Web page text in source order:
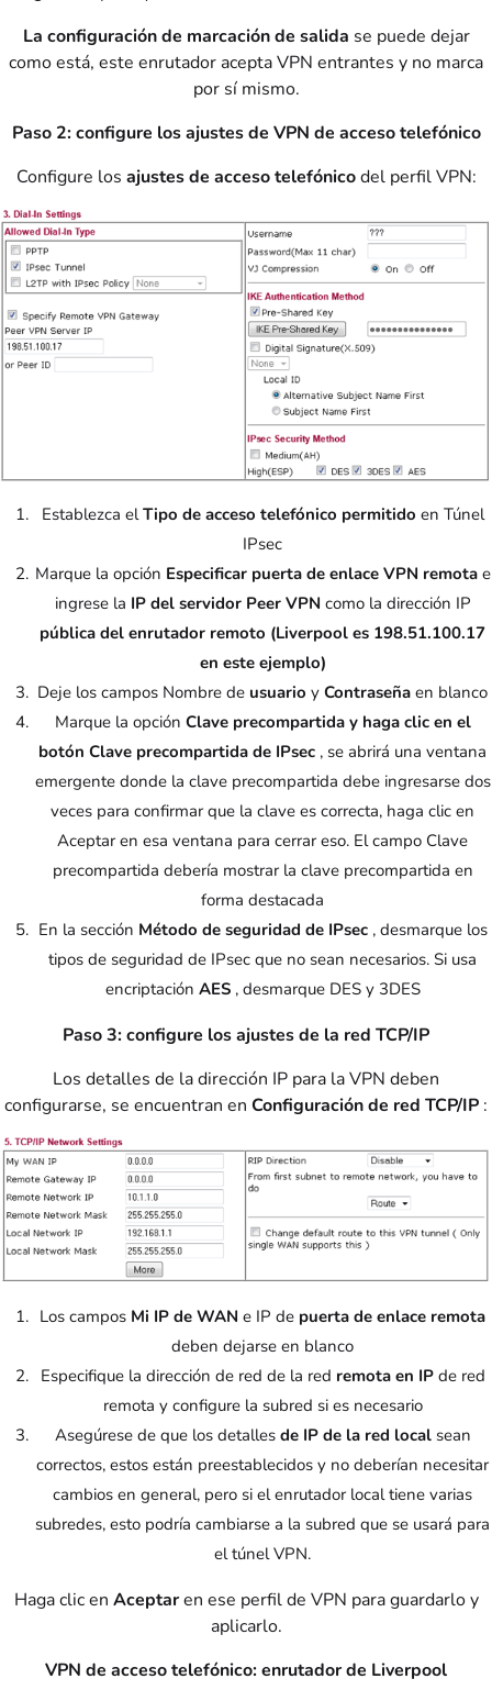
La configuración de marcación de salida se puede dejar
como está, este enrutador acepta VPN entrantes y no marca
por sí mismo.
Paso 2: configure los ajustes de VPN de acceso telefónico
Configure los ajustes de acceso telefónicodel perfil VPN:
Establezca elTipo de acceso telefónico permitido en Túnel
IPsec
Marque la opción Especificar puerta de enlace VPN remotae
ingrese la IP del servidor Peer VPN como la dirección IP
pública del enrutador remoto (Liverpool es 198.51.100.17
en este ejemplo)
Deje los campos Nombre de usuario y Contraseña en blanco
Marque la opción Clave precompartida y haga clic en el
botón Clave precompartida de IPsec , se abrirá una ventana
emergente donde la clave precompartida debe ingresarse dos
veces para confirmar que la clave es correcta, haga clic en
Aceptar en esa ventana para cerrar eso. El campo Clave
precompartida debería mostrar la clave precompartida en
forma destacada
En la sección Método de seguridad de IPsec, desmarque los
tipos de seguridad de IPsec que no sean necesarios. Si usa
encriptación AES, desmarque DES y 3DES
Paso 3: configure los ajustes de la red TCP/IP
Los detalles de la dirección IP para la VPN deben
configurarse, se encuentran en Configuración de red TCP/IP :
Los campos Mi IP de WAN e IP de puerta de enlace remota
deben dejarse en blanco
Especifique la dirección de red de la red remota en IPde red
remota y configure la subred si es necesario
Asegúrese de que los detalles de IP de la red localsean
correctos, estos están preestablecidos y no deberían necesitar
cambios en general, pero si el enrutador local tiene varias
subredes, esto podría cambiarse a la subred que se usará para
el túnel VPN.
Haga clic en Aceptaren ese perfil de VPN para guardarlo y
aplicarlo.
VPN de acceso telefónico: enrutador de Liverpool